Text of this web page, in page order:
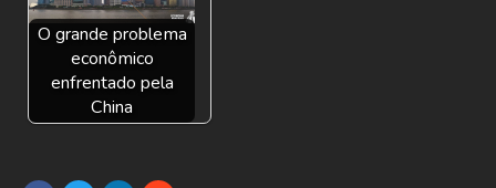
O grande problema
econômico
enfrentado pela
China